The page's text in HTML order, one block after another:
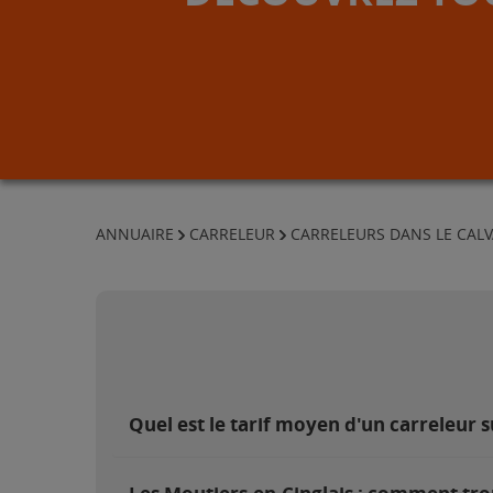
ANNUAIRE CARRELEUR CARRELEURS DANS LE
Quel est le tarif moyen d'un carreleur